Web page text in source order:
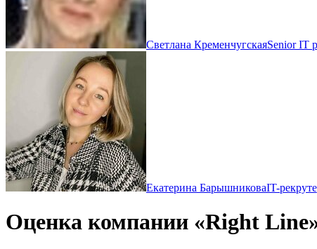
Светлана КременчугскаяSenior IT
Екатерина БарышниковаIT-
Оценка компании «Right